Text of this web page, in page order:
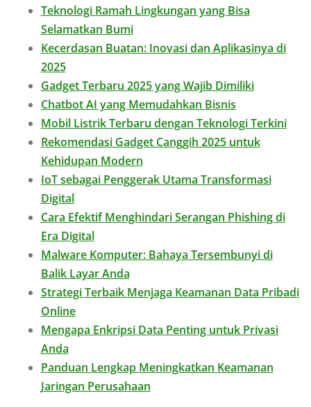
Teknologi Ramah Lingkungan yang Bisa
Selamatkan Bumi
Kecerdasan Buatan: Inovasi dan Aplikasinya di
2025
Gadget Terbaru 2025 yang Wajib Dimiliki
Chatbot AI yang Memudahkan Bisnis
Mobil Listrik Terbaru dengan Teknologi Terkini
Rekomendasi Gadget Canggih 2025 untuk
Kehidupan Modern
IoT sebagai Penggerak Utama Transformasi
Digital
Cara Efektif Menghindari Serangan Phishing di
Era Digital
Malware Komputer: Bahaya Tersembunyi di
Balik Layar Anda
Strategi Terbaik Menjaga Keamanan Data Pribadi
Online
Mengapa Enkripsi Data Penting untuk Privasi
Anda
Panduan Lengkap Meningkatkan Keamanan
Jaringan Perusahaan